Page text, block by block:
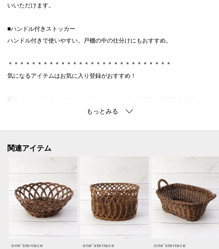
いいただけます。
■ハンドル付きストッカー
ハンドル付きで使いやすい。戸棚の中の仕分けにもおすすめ。
＊＊＊＊＊＊＊＊＊＊＊＊＊＊＊＊＊＊＊＊＊＊＊＊＊＊＊＊
気になるアイテムはお気に入り登録がおすすめ！
商品ページにある『ハートマーク』をクリックして簡単に追加できます。
＊＊＊＊＊＊＊＊＊＊＊＊＊＊＊＊＊＊＊＊＊＊＊＊＊＊＊＊
※照明の関係により、実際よりも色味が違って見える場合があります。ま
た、パソコン・スマートフォンなどの環境により、若干製品と画像のカラー
が異なる場合もございます。
関連アイテム
one'sterrace
one'sterrace
one'sterrace